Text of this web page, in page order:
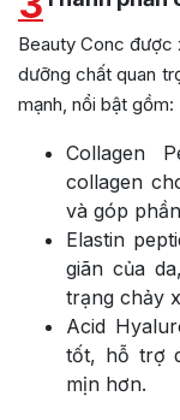
Beauty Conc được
dưỡng chất quan
mạnh, nổi bật gồm:
Collagen
collagen
và góp
Elastin
giãn của
trạng chảy
Acid
tốt, hỗ trợ
mịn hơn.